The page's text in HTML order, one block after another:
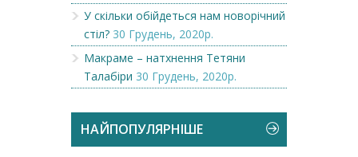
У скільки обійдеться нам новорічний
стіл? 30 Грудень, 2020р.
Макраме – натхнення Тетяни
Талабіри 30 Грудень, 2020р.
НАЙПОПУЛЯРНІШЕ